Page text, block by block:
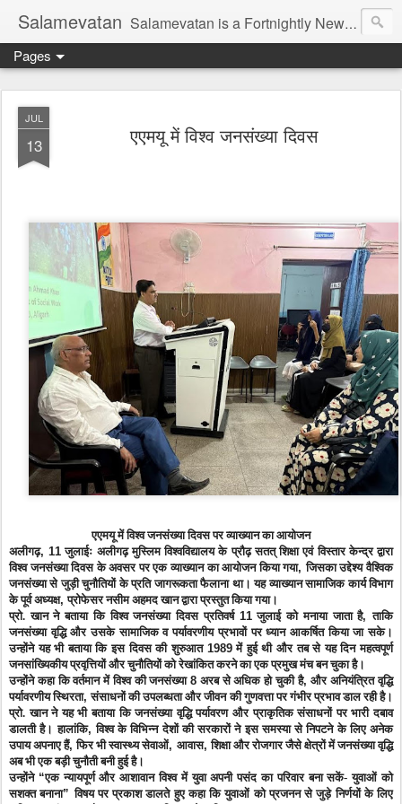
Salamevatan Salamevatan is a Fortnightly Newspaper published from Aligarh, India. Established on 15th August, 2003, the Newspaper aims to provide quality News, Views, Articles, Essays, interviews and many other things which are beneficial to the Common people of India, making them aware and helping them in performing their day to day activities more efficiently and effectively.
Pages
JUL
13 एएमयू में विश्व जनसंख्या दिवस
एएमयू में विश्व जनसंख्या दिवस पर व्याख्यान का आयोजन
अलीगढ़, 11 जुलाईः अलीगढ़ मुस्लिम विश्वविद्यालय के प्रौढ़ सतत् शिक्षा एवं विस्तार केन्द्र द्वारा
विश्व जनसंख्या दिवस के अवसर पर एक व्याख्यान का आयोजन किया गया,जिसका उद्देश्य वैश्विक
जनसंख्या से जुड़ी चुनौतियों के प्रति जागरूकता फैलाना था। यह व्याख्यान सामाजिक कार्य विभाग
के पूर्व अध्यक्ष,प्रोफेसर नसीम अहमद खान द्वारा प्रस्तुत किया गया।
प्रो. खान ने बताया कि विश्व जनसंख्या दिवस प्रतिवर्ष 11जुलाई को मनाया जाता है,ताकि
जनसंख्या वृद्धि और उसके सामाजिक व पर्यावरणीय प्रभावों पर ध्यान आकर्षित किया जा सके।
उन्होंने यह भी बताया कि इस दिवस की शुरुआत 1989में हुई थी और तब से यह दिन महत्वपूर्ण
जनसांख्यिकीय प्रवृत्तियों और चुनौतियों को रेखांकित करने का एक प्रमुख मंच बन चुका है।
उन्होंने कहा कि वर्तमान में विश्व की जनसंख्या8 अरब से अधिक हो चुकी है,और अनियंत्रित वृद्धि
पर्यावरणीय स्थिरता,संसाधनों की उपलब्धता और जीवन की गुणवत्ता पर गंभीर प्रभाव डाल रही है।
प्रो. खान ने यह भी बताया कि जनसंख्या वृद्धि पर्यावरण और प्राकृतिक संसाधनों पर भारी दबाव
डालती है। हालांकि,विश्व के विभिन्न देशों की सरकारों ने इस समस्या से निपटने के लिए अनेक
उपाय अपनाए हैं,फिर भी स्वास्थ्य सेवाओं, आवास,शिक्षा और रोजगार जैसे क्षेत्रों में जनसंख्या वृद्धि
अब भी एक बड़ी चुनौती बनी हुई है।
उन्होंने “एक न्यायपूर्ण और आशावान विश्व में युवा अपनी पसंद का परिवार बना सकें- युवाओं को
सशक्त बनाना”विषय पर प्रकाश डालते हुए कहा कि युवाओं को प्रजनन से जुड़े निर्णयों के लिए